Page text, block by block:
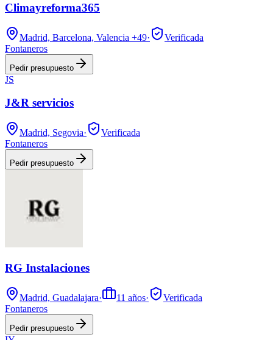
Climayreforma365
Madrid, Barcelona, Valencia +49·
Verificada
Fontaneros
Pedir presupuesto
JS
J&R servicios
Madrid, Segovia·
Verificada
Fontaneros
Pedir presupuesto
RG Instalaciones
Madrid, Guadalajara· 11 años·
Verificada
Fontaneros
Pedir presupuesto